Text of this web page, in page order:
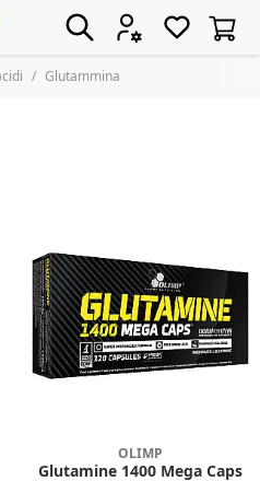
Glutammina
OLIMP
Glutamine 1400 Mega Caps